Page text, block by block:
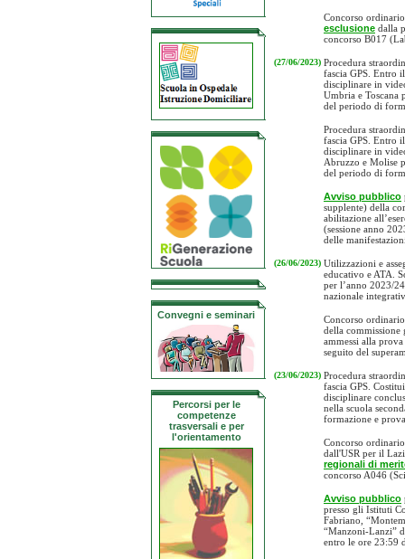
Convegni e seminari
Percorsi per le
competenze
trasversali e per
l'orientamento
Concorso
esclusione dalla
concorso B017
(27/06/2023) Procedura
fascia GPS. Entro
disciplinare in
Umbria e Toscana
del periodo di
Procedura
fascia GPS. Entro
disciplinare in
Abruzzo e Molise
del periodo di
Avviso pubblico
supplente) della
abilitazione
(sessione anno
delle
(26/06/2023) Utilizzazioni e
educativo e ATA.
per l’anno 2023/
nazionale
Concorso
della commissione
ammessi alla
seguito del
(23/06/2023) Procedura
fascia GPS.
disciplinare
nella scuola
formazione e
Concorso
dall'USR per il
regionali di
concorso A046
Avviso pubblico
presso gli Istituti
Fabriano,
“Manzoni-Lanzi”
entro le ore 23:59